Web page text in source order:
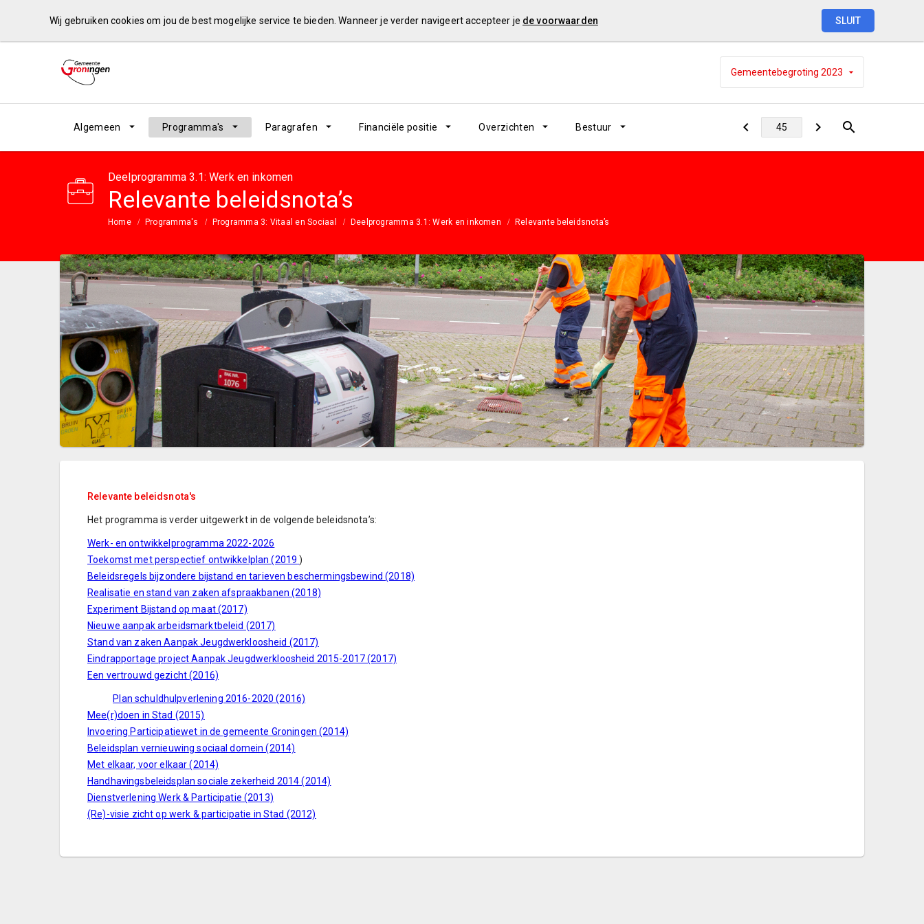
Wij gebruiken cookies om jou de best mogelijke service te bieden. Wanneer je verder navigeert accepteer je de voorwaarden SLUIT
Gemeentebegroting 2023
Algemeen Programma's Paragrafen Financiële positie Overzichten Bestuur
Deelprogramma 3.1: Werk en inkomen
Relevante beleidsnota’s
Home Programma's Programma 3: Vitaal en Sociaal Deelprogramma 3.1: Werk en inkomen Relevante beleidsnota’s
Relevante beleidsnota's
Het programma is verder uitgewerkt in de volgende beleidsnota’s:
Werk- en ontwikkelprogramma 2022-2026
Toekomst met perspectief ontwikkelplan (2019 )
Beleidsregels bijzondere bijstand en tarieven beschermingsbewind (2018)
Realisatie en stand van zaken afspraakbanen (2018)
Experiment Bijstand op maat (2017)
Nieuwe aanpak arbeidsmarktbeleid (2017)
Stand van zaken Aanpak Jeugdwerkloosheid (2017)
Eindrapportage project Aanpak Jeugdwerkloosheid 2015-2017 (2017)
Een vertrouwd gezicht (2016)
Plan schuldhulpverlening 2016-2020 (2016)
Mee(r)doen in Stad (2015)
Invoering Participatiewet in de gemeente Groningen (2014)
Beleidsplan vernieuwing sociaal domein (2014)
Met elkaar, voor elkaar (2014)
Handhavingsbeleidsplan sociale zekerheid 2014 (2014)
Dienstverlening Werk & Participatie (2013)
(Re)-visie zicht op werk & participatie in Stad (2012)